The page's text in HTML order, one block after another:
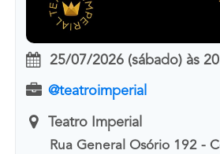
25/07/2026 (sábado) às
@teatroimperial
Teatro Imperial
Rua General Osório 192 -